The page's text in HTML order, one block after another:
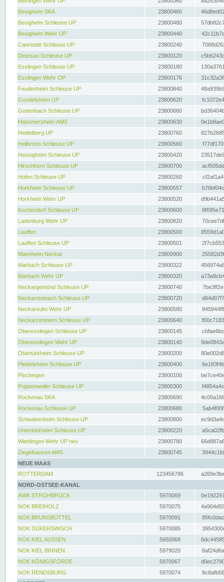
Besigheim SKA
23800460
Besigheim Schleuse UP
23800480
Besigheim Wehr UP
23800440
Cannstatt Schleuse UP
23800240
Deizisau Schleuse UP
23800120
Esslingen Schleuse UP
23800180
Esslingen Wehr OP
23800176
Feudenheim Schleuse UP
23800840
Gundelsheim UP
23800620
Guttenbach Schleuse UP
23800660
Hassmersheim AMS
23800630
Heidelberg UP
23800760
Heilbronn Schleuse UP
23800560
Hessigheim Schleuse UP
23800420
Hirschhorn Schleuse UP
23800700
Hofen Schleuse UP
23800260
Horkheim Schleuse UP
23800557
Horkheim Wehr UP
23800520
Kochendorf Schleuse UP
23800600
Ladenburg Wehr UP
23800820
Lauffen
23800500
Lauffen Schleuse UP
23800501
Mannheim Neckar
23800900
Marbach Schleuse UP
23800322
Marbach Wehr UP
23800320
Neckargemünd Schleuse UP
23800740
Neckarsteinach Schleuse UP
23800720
Neckarsulm Wehr UP
23800580
Neckarzimmern Schleuse UP
23800640
Oberesslingen Schleuse UP
23800145
Oberesslingen Wehr UP
23800140
Obertürkheim Schleuse UP
23800200
Pleidelsheim Schleuse UP
23800400
Plochingen
23800100
Poppenweiler Schleuse UP
23800300
Rockenau SKA
23800690
Rockenau Schleuse UP
23800680
Schwabenheim Schleuse UP
23800800
Untertürkheim Schleuse UP
23800220
Wieblingen Wehr UP neu
23800780
Ziegelhausen AMS
23800745
NEUE MAAS
ROTTERDAM
123456786
NORD-OSTSEE-KANAL
AWK STROHBRÜCK
5970069
NOK BREIHOLZ
5970075
NOK BRUNSBÜTTEL
5970091
NOK DÜKERSWISCH
5970085
NOK KIEL AUSSEN
5650068
NOK KIEL BINNEN
5979020
NOK KÖNIGSFÖRDE
5970067
NOK RENDSBURG
5970074